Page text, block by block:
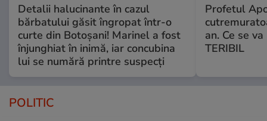
Detalii halucinante în cazul
bărbatului găsit îngropat într-o
curte din Botoșani! Marinel a fost
înjunghiat în inimă, iar concubina
lui se numără printre suspecți
Profetul
an. Ce se
TERIBIL
POLITIC